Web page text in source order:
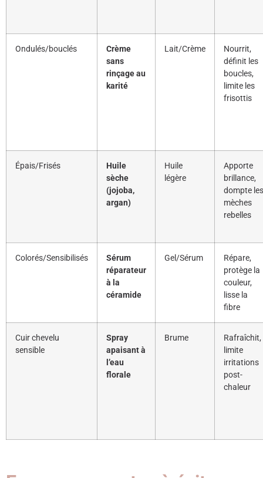
Ondulés/bouclés
Crème
sans
rinçage au
karité
Lait/Crème
Nourrit,
définit les
boucles,
limite les
frisottis
Épais/Frisés
Huile
sèche
(jojoba,
argan)
Huile
légère
Apporte
brillance,
dompte les
mèches
rebelles
Colorés/Sensibilisés
Sérum
réparateur
à la
céramide
Gel/Sérum
Répare,
protège la
couleur,
lisse la
fibre
Cuir chevelu
sensible
Spray
apaisant à
l’eau
florale
Brume
Rafraîchit,
limite
irritations
post-
chaleur